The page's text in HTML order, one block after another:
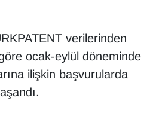
verilerinden
ocak-eylül döneminde
ilişkin başvurularda